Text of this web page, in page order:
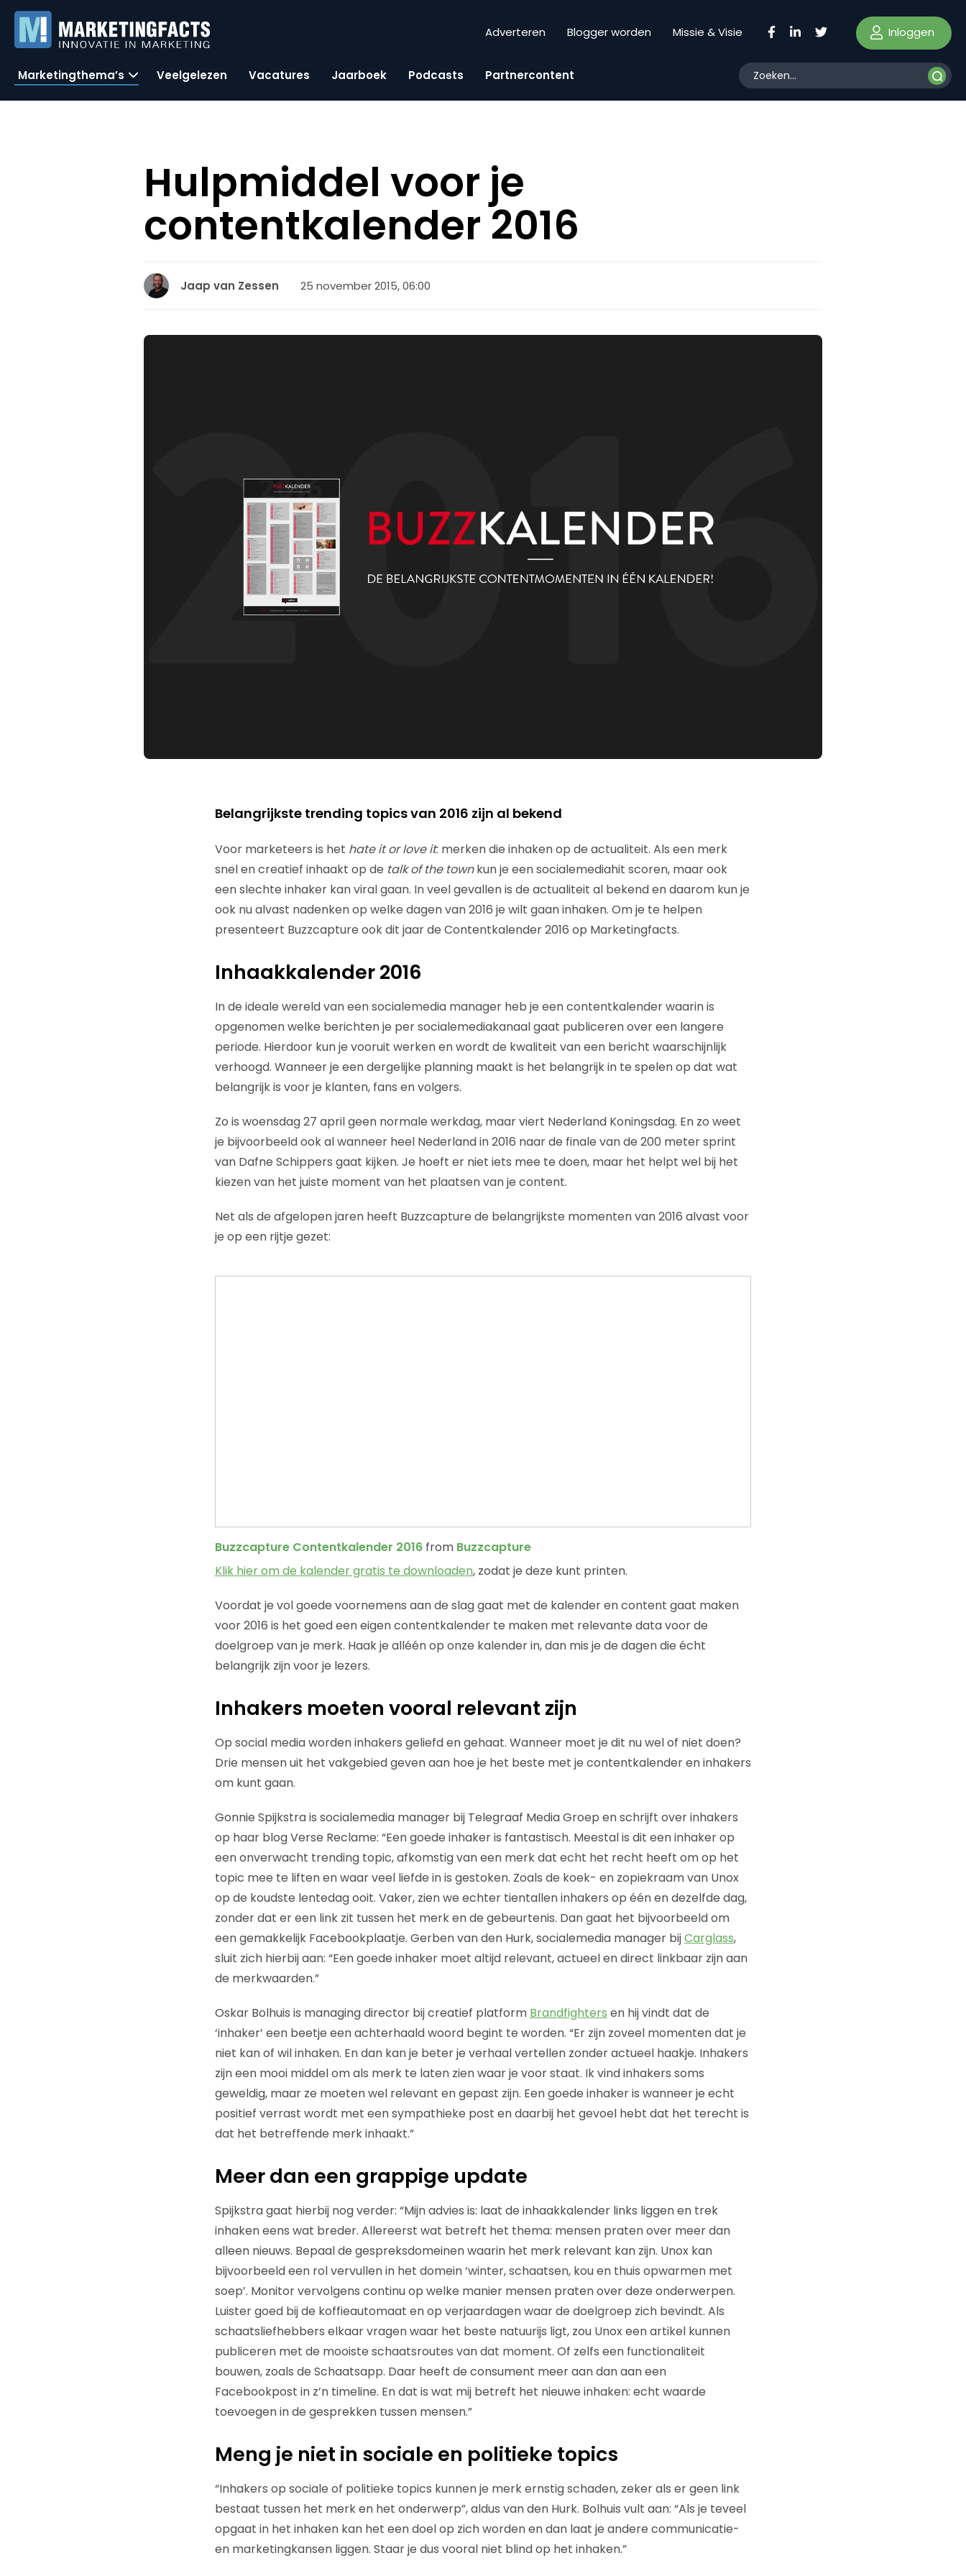
Adverteren Blogger worden Missie & Visie Inloggen
Marketingthema’s Veelgelezen Vacatures Jaarboek Podcasts Partnercontent
Hulpmiddel voor je
contentkalender 2016
Jaap van Zessen 25 november 2015, 06:00
Belangrijkste trending topics van 2016 zijn al bekend
Voor marketeers is het hate it or love it: merken die inhaken op de actualiteit. Als een merk
snel en creatief inhaakt op de talk of the townkun je een socialemediahit scoren, maar ook
een slechte inhaker kan viral gaan. In veel gevallen is de actualiteit al bekend en daarom kun je
ook nu alvast nadenken op welke dagen van 2016 je wilt gaan inhaken. Om je te helpen
presenteert Buzzcapture ook dit jaar de Contentkalender 2016 op Marketingfacts.
Inhaakkalender 2016
In de ideale wereld van een socialemedia manager heb je een contentkalender waarin is
opgenomen welke berichten je per socialemediakanaal gaat publiceren over een langere
periode. Hierdoor kun je vooruit werken en wordt de kwaliteit van een bericht waarschijnlijk
verhoogd. Wanneer je een dergelijke planning maakt is het belangrijk in te spelen op dat wat
belangrijk is voor je klanten, fans en volgers.
Zo is woensdag 27 april geen normale werkdag, maar viert Nederland Koningsdag. En zo weet
je bijvoorbeeld ook al wanneer heel Nederland in 2016 naar de finale van de 200 meter sprint
van Dafne Schippers gaat kijken. Je hoeft er niet iets mee te doen, maar het helpt wel bij het
kiezen van het juiste moment van het plaatsen van je content.
Net als de afgelopen jaren heeft Buzzcapture de belangrijkste momenten van 2016 alvast voor
je op een rijtje gezet:
Buzzcapture Contentkalender 2016 from Buzzcapture
Klik hier om de kalender gratis te downloaden, zodat je deze kunt printen.
Voordat je vol goede voornemens aan de slag gaat met de kalender en content gaat maken
voor 2016 is het goed een eigen contentkalender te maken met relevante data voor de
doelgroep van je merk. Haak je alléén op onze kalender in, dan mis je de dagen die écht
belangrijk zijn voor je lezers.
Inhakers moeten vooral relevant zijn
Op social media worden inhakers geliefd en gehaat. Wanneer moet je dit nu wel of niet doen?
Drie mensen uit het vakgebied geven aan hoe je het beste met je contentkalender en inhakers
om kunt gaan.
Gonnie Spijkstra is socialemedia manager bij Telegraaf Media Groep en schrijft over inhakers
op haar blog Verse Reclame: “Een goede inhaker is fantastisch. Meestal is dit een inhaker op
een onverwacht trending topic, afkomstig van een merk dat echt het recht heeft om op het
topic mee te liften en waar veel liefde in is gestoken. Zoals de koek- en zopiekraam van Unox
op de koudste lentedag ooit. Vaker, zien we echter tientallen inhakers op één en dezelfde dag,
zonder dat er een link zit tussen het merk en de gebeurtenis. Dan gaat het bijvoorbeeld om
een gemakkelijk Facebookplaatje. Gerben van den Hurk, socialemedia manager bijCarglass,
sluit zich hierbij aan: “Een goede inhaker moet altijd relevant, actueel en direct linkbaar zijn aan
de merkwaarden.”
Oskar Bolhuis is managing director bij creatief platform Brandfighters en hij vindt dat de
‘inhaker’ een beetje een achterhaald woord begint te worden. “Er zijn zoveel momenten dat je
niet kan of wil inhaken. En dan kan je beter je verhaal vertellen zonder actueel haakje. Inhakers
zijn een mooi middel om als merk te laten zien waar je voor staat. Ik vind inhakers soms
geweldig, maar ze moeten wel relevant en gepast zijn. Een goede inhaker is wanneer je echt
positief verrast wordt met een sympathieke post en daarbij het gevoel hebt dat het terecht is
dat het betreffende merk inhaakt.”
Meer dan een grappige update
Spijkstra gaat hierbij nog verder: “Mijn advies is: laat de inhaakkalender links liggen en trek
inhaken eens wat breder. Allereerst wat betreft het thema: mensen praten over meer dan
alleen nieuws. Bepaal de gespreksdomeinen waarin het merk relevant kan zijn. Unox kan
bijvoorbeeld een rol vervullen in het domein ‘winter, schaatsen, kou en thuis opwarmen met
soep’. Monitor vervolgens continu op welke manier mensen praten over deze onderwerpen.
Luister goed bij de koffieautomaat en op verjaardagen waar de doelgroep zich bevindt. Als
schaatsliefhebbers elkaar vragen waar het beste natuurijs ligt, zou Unox een artikel kunnen
publiceren met de mooiste schaatsroutes van dat moment. Of zelfs een functionaliteit
bouwen, zoals de Schaatsapp. Daar heeft de consument meer aan dan aan een
Facebookpost in z’n timeline. En dat is wat mij betreft het nieuwe inhaken: echt waarde
toevoegen in de gesprekken tussen mensen.”
Meng je niet in sociale en politieke topics
“Inhakers op sociale of politieke topics kunnen je merk ernstig schaden, zeker als er geen link
bestaat tussen het merk en het onderwerp”, aldus van den Hurk. Bolhuis vult aan: “Als je teveel
opgaat in het inhaken kan het een doel op zich worden en dan laat je andere communicatie-
en marketingkansen liggen. Staar je dus vooral niet blind op het inhaken.”